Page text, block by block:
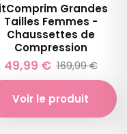
Grandes
Tailles Femmes -
Chaussettes de
Compression
Prix
169,99 €Prix
49,99 €
Voir le produit